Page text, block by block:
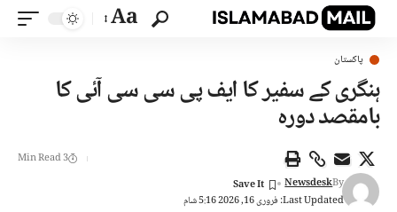
Aa
پاکستان
ہنگری کے سفیر کا ایف پی سی سی آئی کا
بامقصد دورہ
Last Updated: فروری 16, 2026 5:16 شام
By
Newsdesk
3 Min Read